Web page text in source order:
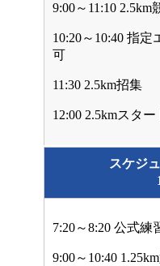
9:00～11:10 2.5km
10:20～10:40 指
可
11:30 2.5km招集
12:00 2.5kmスター
スケジ
7:20～8:20 公式練
9:00～10:40